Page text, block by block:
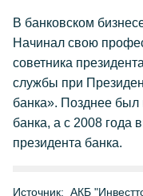
В банковском
Начинал свою
советника
службы при
банка». Позднее был
банка, а с 2008 года
президента банка.
Источник: АКБ